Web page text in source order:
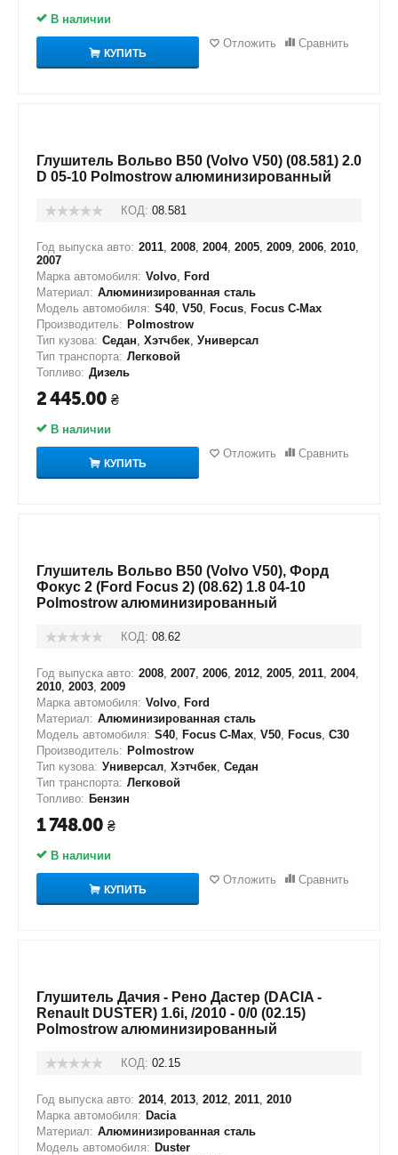
В наличии
КУПИТЬ
Отложить Сравнить
Глушитель Вольво В50 (Volvo V50) (08.581) 2.0
D 05-10 Polmostrow алюминизированный
КОД: 08.581
Год выпуска авто: 2011, 2008, 2004, 2005, 2009, 2006, 2010,
2007
Марка автомобиля: Volvo, Ford
Материал: Алюминизированная сталь
Модель автомобиля: S40, V50, Focus, Focus C-Max
Производитель: Polmostrow
Тип кузова: Седан, Хэтчбек, Универсал
Тип транспорта: Легковой
Топливо: Дизель
2 445.00 ₴
В наличии
КУПИТЬ
Отложить Сравнить
Глушитель Вольво В50 (Volvo V50), Форд
Фокус 2 (Ford Focus 2) (08.62) 1.8 04-10
Polmostrow алюминизированный
КОД: 08.62
Год выпуска авто: 2008, 2007, 2006, 2012, 2005, 2011, 2004,
2010, 2003, 2009
Марка автомобиля: Volvo, Ford
Материал: Алюминизированная сталь
Модель автомобиля: S40, Focus C-Max, V50, Focus, C30
Производитель: Polmostrow
Тип кузова: Универсал, Хэтчбек, Седан
Тип транспорта: Легковой
Топливо: Бензин
1 748.00 ₴
В наличии
КУПИТЬ
Отложить Сравнить
Глушитель Дачия - Рено Дастер (DACIA -
Renault DUSTER) 1.6і, /2010 - 0/0 (02.15)
Polmostrow алюминизированный
КОД: 02.15
Год выпуска авто: 2014, 2013, 2012, 2011, 2010
Марка автомобиля: Dacia
Материал: Алюминизированная сталь
Модель автомобиля: Duster